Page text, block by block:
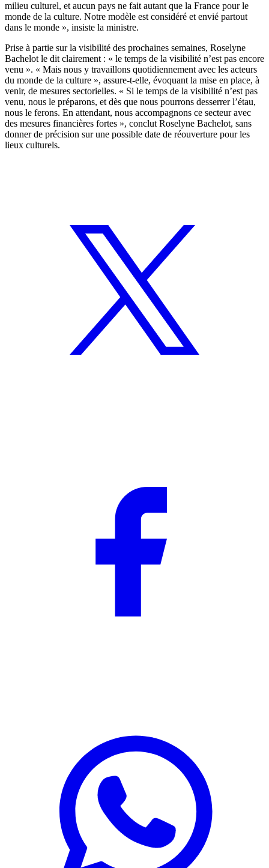
milieu culturel, et aucun pays ne fait autant que la France pour le
monde de la culture. Notre modèle est considéré et envié partout
dans le monde », insiste la ministre.
Prise à partie sur la visibilité des prochaines semaines, Roselyne
Bachelot le dit clairement : « le temps de la visibilité n’est pas encore
venu ». « Mais nous y travaillons quotidiennement avec les acteurs
du monde de la culture », assure-t-elle, évoquant la mise en place, à
venir, de mesures sectorielles. « Si le temps de la visibilité n’est pas
venu, nous le préparons, et dès que nous pourrons desserrer l’étau,
nous le ferons. En attendant, nous accompagnons ce secteur avec
des mesures financières fortes », conclut Roselyne Bachelot, sans
donner de précision sur une possible date de réouverture pour les
lieux culturels.